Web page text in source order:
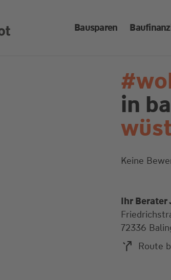
Bausparen
in
Keine
Ihr Berater
72336
Route